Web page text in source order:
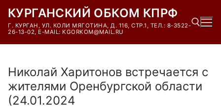
содержимому
КУРГАНСКИЙ ОБКОМ КПРФ
Г. КУРГАН, УЛ. КОЛИ МЯГОТИНА, Д. 116, СТР.1, ТЕЛ.: 8-3522-
26-13-02, E-MAIL: KGORKOM@MAIL.RU
Николай Харитонов встречается с
жителями Оренбургской области
(24.01.2024